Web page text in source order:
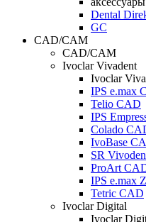
Dental
GC
CAD/CAM
CAD/CAM
Ivoclar Vivadent
Ivoclar
IPS e.max
Telio CAD
IPS
Colado
IvoBase
SR
ProArt
IPS e.max
Tetric CAD
Ivoclar Digital
Ivoclar